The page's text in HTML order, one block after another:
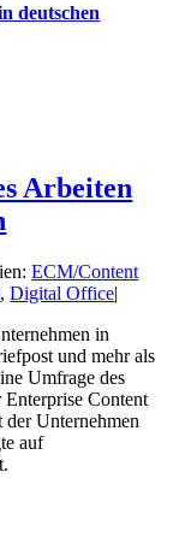
deutschen
Arbeiten
ECM/Content
,Digital Office|
in
und mehr als
Umfrage des
Content
Unternehmen
auf